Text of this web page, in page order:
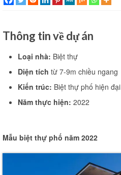
Thi Công biệt thự
Thi công nhà phố
Thi công văn phòng
Thi công nhà xưởng
Báo giá xây dựng
Thông tin về dự án
Loại nhà: Biệt thự
Diện tích từ 7-9m chiều ngang
Kiến trúc: Biệt thự phố hiện đại
Năm thực hiện: 2022
Mẫu biệt thự phố năm 2022